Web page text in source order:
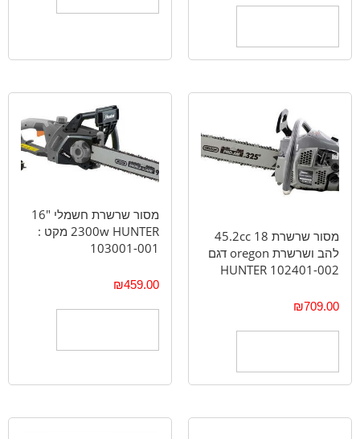
מסור שרשרת 18 45.2cc
להב ושרשרת oregon דגם
102401-002 HUNTER
₪709.00
מסור שרשרת חשמלי "16
2300w HUNTER מקט :
103001-001
₪459.00